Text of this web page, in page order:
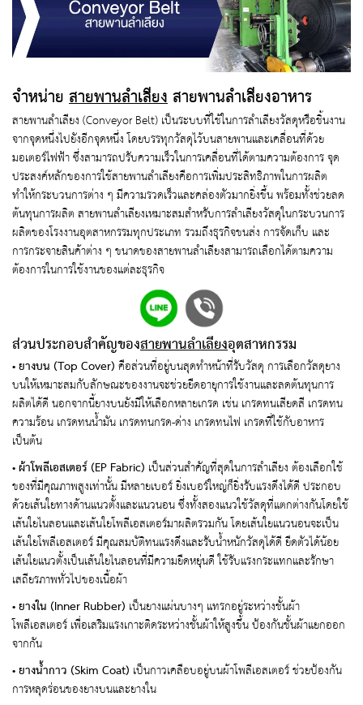
จำหน่ายสายพานลำเลียงสายพานลำเลียงอาหาร
สายพานลำเลียง (Conveyor Belt) เป็นระบบที่ใช้ในการลำเลียงวัสดุหรือชิ้นงาน
จากจุดหนึ่งไปยังอีกจุดหนึ่ง โดยบรรทุกวัสดุไว้บนสายพานและเคลื่อนที่ด้วย
มอเตอร์ไฟฟ้า ซึ่งสามารถปรับความเร็วในการเคลื่อนที่ได้ตามความต้องการ จุด
ประสงค์หลักของการใช้สายพานลำเลียงคือการเพิ่มประสิทธิภาพในการผลิต
ทำให้กระบวนการต่าง ๆ มีความรวดเร็วและคล่องตัวมากยิ่งขึ้น พร้อมทั้งช่วยลด
ต้นทุนการผลิต สายพานลำเลียงเหมาะสมสำหรับการลำเลียงวัสดุในกระบวนการ
ผลิตของโรงงานอุตสาหกรรมทุกประเภท รวมถึงธุรกิจขนส่ง การจัดเก็บ และ
การกระจายสินค้าต่าง ๆ ขนาดของสายพานลำเลียงสามารถเลือกได้ตามความ
ต้องการในการใช้งานของแต่ละธุรกิจ
ส่วนประกอบสำคัญของสายพานลำเลียงอุตสาหกรรม
•ยางบน (Top Cover)คือส่วนที่อยู่บนสุดทำหน้าที่รับวัสดุ การเลือกวัสดุยาง
บนให้เหมาะสมกับลักษณะของงานจะช่วยยืดอายุการใช้งานและลดต้นทุนการ
ผลิตได้ดี นอกจากนี้ยางบนยังมีให้เลือกหลายเกรด เช่น เกรดทนเสียดสี เกรดทน
ความร้อน เกรดทนน้ำมัน เกรดทนกรด-ด่าง เกรดทนไฟ เกรดที่ใช้กับอาหาร
เป็นต้น
•ผ้าโพลีเอสเตอร์ (EP Fabric) เป็นส่วนสำคัญที่สุดในการลำเลียง ต้องเลือกใช้
ของที่มีคุณภาพสูงเท่านั้น มีหลายเบอร์ ยิ่งเบอร์ใหญ่ก็ยิ่งรับแรงดึงได้ดี ประกอบ
ด้วยเส้นใยทางด้านแนวตั้งและแนวนอน ซึ่งทั้งสองแนวใช้วัสดุที่แตกต่างกันโดยใช้
เส้นใยไนลอนและเส้นใยโพลีเอสเตอร์มาผลิตรวมกัน โดยเส้นใยแนวนอนจะเป็น
เส้นใยโพลีเอสเตอร์ มีคุณสมบัติทนแรงดึงและรับน้ำหนักวัสดุได้ดี ยืดตัวได้น้อย
เส้นใยแนวตั้งเป็นเส้นใยไนลอนที่มีความยืดหยุ่นดี ใช้รับแรงกระแทกและรักษา
เสถียรภาพทั่วไปของเนื้อผ้า
•ยางใน(Inner Rubber) เป็นยางแผ่นบางๆ แทรกอยู่ระหว่างชั้นผ้า
โพลีเอสเตอร์ เพื่อเสริมแรงเกาะติดระหว่างชั้นผ้าให้สูงขึ้น ป้องกันชั้นผ้าแยกออก
จากกัน
•ยางน้ำกาว(Skim Coat) เป็นกาวเคลือบอยู่บนผ้าโพลีเอสเตอร์ ช่วยป้องกัน
การหลุดร่อนของยางบนและยางใน